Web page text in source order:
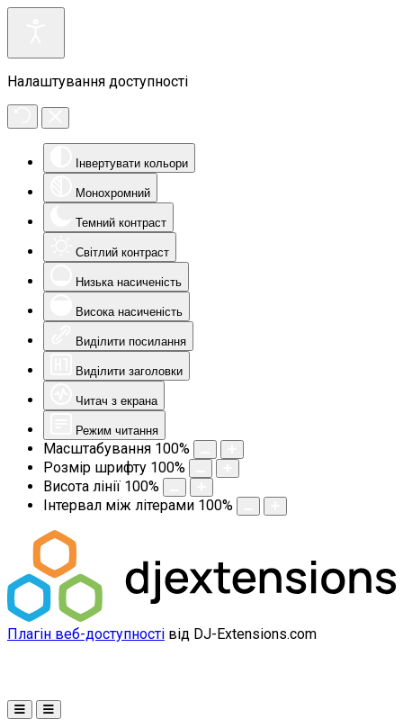
Налаштування доступності
Інвертувати кольори
Монохромний
Темний контраст
Світлий контраст
Низька насиченість
Висока насиченість
Виділити посилання
Виділити заголовки
Читач з екрана
Режим читання
Масштабування 100%
Розмір шрифту 100%
Висота лінії 100%
Інтервал між літерами 100%
Плагін веб-доступності від DJ-Extensions.com